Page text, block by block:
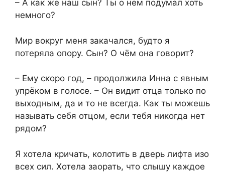
– А как же наш сын? Ты о нём подумал хоть
немного?
Мир вокруг меня закачался, будто я
потеряла опору. Сын? О чём она говорит?
– Ему скоро год, – продолжила Инна с явным
упрёком в голосе. – Он видит отца только по
выходным, да и то не всегда. Как ты можешь
называть себя отцом, если тебя никогда нет
рядом?
Я хотела кричать, колотить в дверь лифта изо
всех сил. Хотела заорать, что слышу каждое